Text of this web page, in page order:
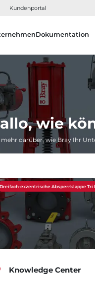
Kundenportal
Dokumentation
wie
mehr darüber, wie Bray Ihr
Dreifach-exzentrische Absperrklappe Tri
Knowledge Center